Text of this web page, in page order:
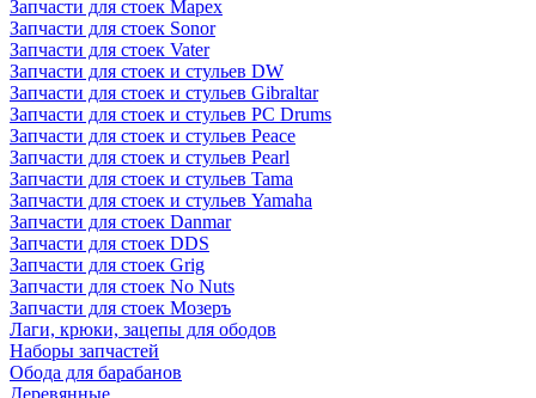
Запчасти для стоек Mapex
Запчасти для стоек Sonor
Запчасти для стоек Vater
Запчасти для стоек и стульев DW
Запчасти для стоек и стульев Gibraltar
Запчасти для стоек и стульев PC Drums
Запчасти для стоек и стульев Peace
Запчасти для стоек и стульев Pearl
Запчасти для стоек и стульев Tama
Запчасти для стоек и стульев Yamaha
Запчасти для стоек Danmar
Запчасти для стоек DDS
Запчасти для стоек Grig
Запчасти для стоек No Nuts
Запчасти для стоек Мозеръ
Лаги, крюки, зацепы для ободов
Наборы запчастей
Обода для барабанов
Деревянные